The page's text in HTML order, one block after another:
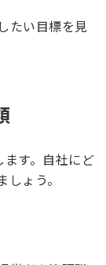
たい目標を見
す。自社にど
ょう。